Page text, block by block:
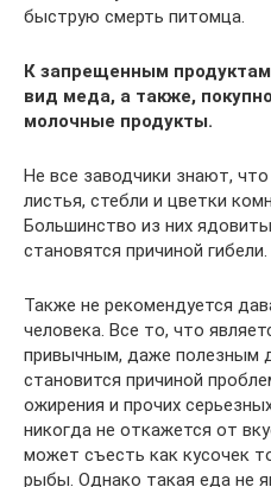
быструю смерть питомца.
К запрещенным
вид меда, а также,
молочные продукты.
Не все заводчики знают,
листья, стебли и цветки
Большинство из них
становятся причиной гибели.
Также не рекомендуется
человека. Все то, что
привычным, даже полезным
становится причиной
ожирения и прочих
никогда не откажется от
может съесть как кусочек
рыбы. Однако такая еда не